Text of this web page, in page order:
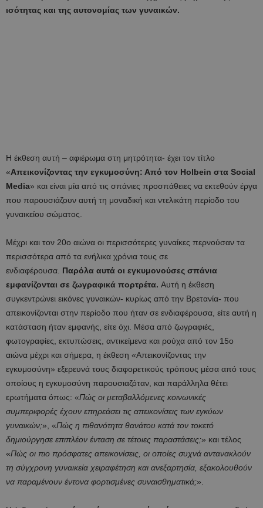
ισότητας και της αυτονομίας των γυναικών.
H έκθεση αυτή – αφιέρωμα στη μητρότητα- έχει τον τίτλο
«Απεικονίζοντας την εγκυμοσύνη: Από τον Holbein στα Social
Media» και είναι μία από τις σπάνιες προσπάθειες να εκτεθούν έργα
που παρουσιάζουν αυτή τη μοναδική και ντελικάτη περίοδο του
γυναικείου σώματος.
Μέχρι και τον 20ο αιώνα οι περισσότερες γυναίκες περνούσαν τα
περισσότερα από τα ενήλικα χρόνια τους σε
ενδιαφέρουσα. Παρόλα αυτά οι εγκυμονούσες σπάνια
εμφανίζονται σε ζωγραφικά πορτρέτα. Αυτή η έκθεση
συγκεντρώνει εικόνες γυναικών- κυρίως από την Βρετανία- που
απεικονίζονται στην περίοδο που ήταν σε ενδιαφέρουσα, είτε αυτή η
κατάσταση ήταν εμφανής, είτε όχι. Μέσα από ζωγραφιές,
φωτογραφίες, εκτυπώσεις, αντικείμενα και ρούχα από τον 15ο
αιώνα μέχρι και σήμερα, η έκθεση «Απεικονίζοντας την
εγκυμοσύνη» εξερευνά τους διαφορετικούς τρόπους μέσα από τους
οποίους η εγκυμοσύνη παρουσιαζόταν, και παράλληλα θέτει
ερωτήματα όπως: «Πώς οι μεταβαλλόμενες κοινωνικές
συμπεριφορές έχουν επηρεάσει τις απεικονίσεις των εγκύων
γυναικών;», «Πώς η πιθανότητα θανάτου κατά τον τοκετό
δημιούργησε επιπλέον ένταση σε τέτοιες παραστάσεις;» και τέλος
«Πώς οι πιο πρόσφατες απεικονίσεις, οι οποίες συχνά αντανακλούν
τη σύγχρονη γυναικεία χειραφέτηση και ανεξαρτησία, εξακολουθούν
να παραμένουν έντονα φορτισμένες συναισθηματικά;».